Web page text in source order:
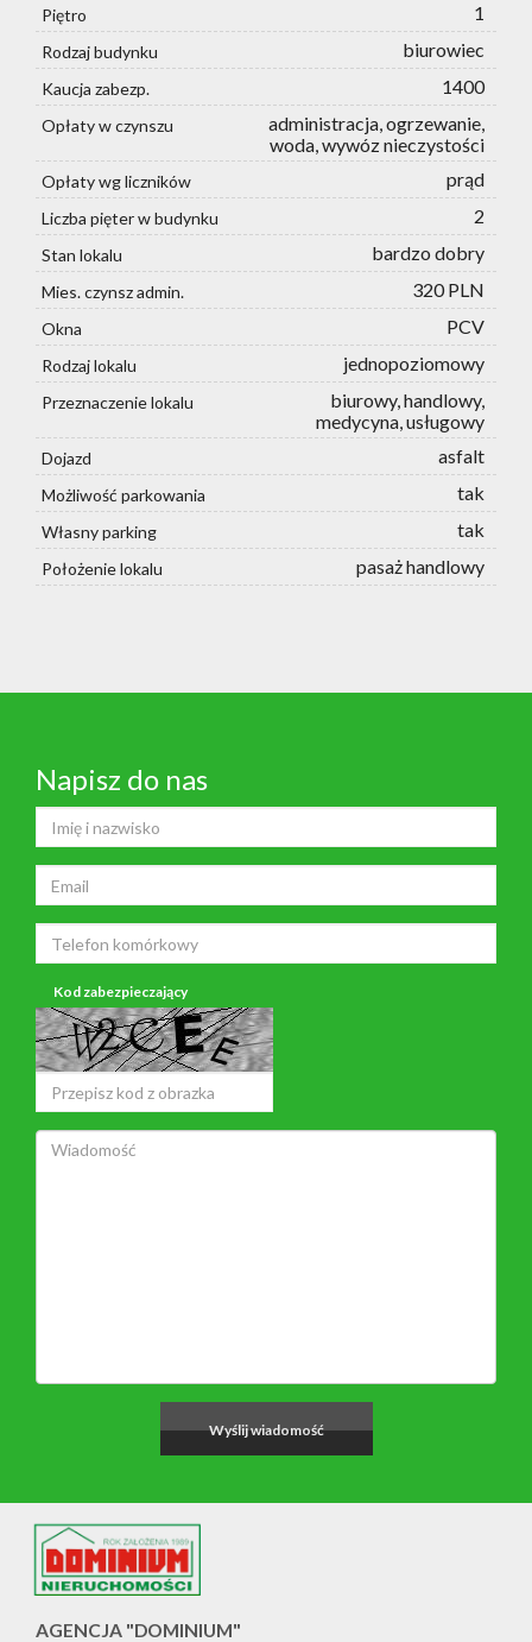
Piętro 1
Rodzaj budynku biurowiec
Kaucja zabezp. 1400
Opłaty w czynszu
administracja, ogrzewanie,
woda, wywóz nieczystości
Opłaty wg liczników prąd
Liczba pięter w budynku 2
Stan lokalu bardzo dobry
Mies. czynsz admin. 320 PLN
Okna PCV
Rodzaj lokalu jednopoziomowy
Przeznaczenie lokalu
biurowy, handlowy,
medycyna, usługowy
Dojazd asfalt
Możliwość parkowania tak
Własny parking tak
Położenie lokalu pasaż handlowy
Napisz do nas
Kod zabezpieczający
AGENCJA "DOMINIUM"